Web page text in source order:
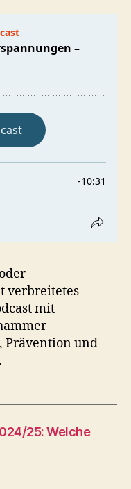
verbreitetes
mit
Prävention und
25: Welche